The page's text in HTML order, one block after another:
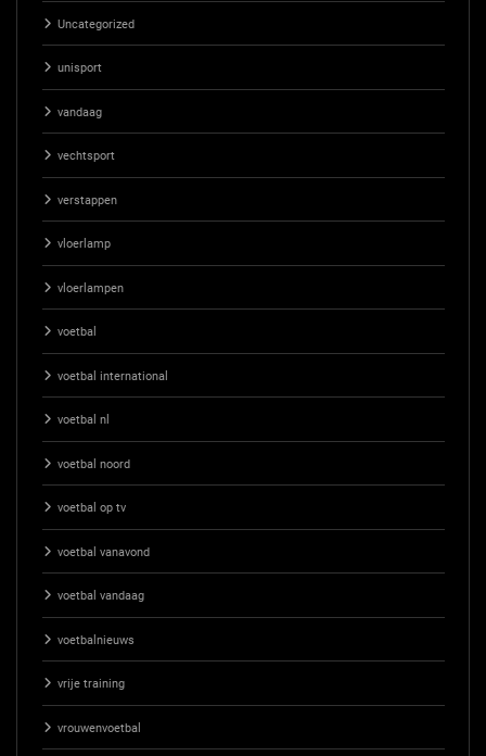
Uncategorized
unisport
vandaag
vechtsport
verstappen
vloerlamp
vloerlampen
voetbal
voetbal international
voetbal nl
voetbal noord
voetbal op tv
voetbal vanavond
voetbal vandaag
voetbalnieuws
vrije training
vrouwenvoetbal